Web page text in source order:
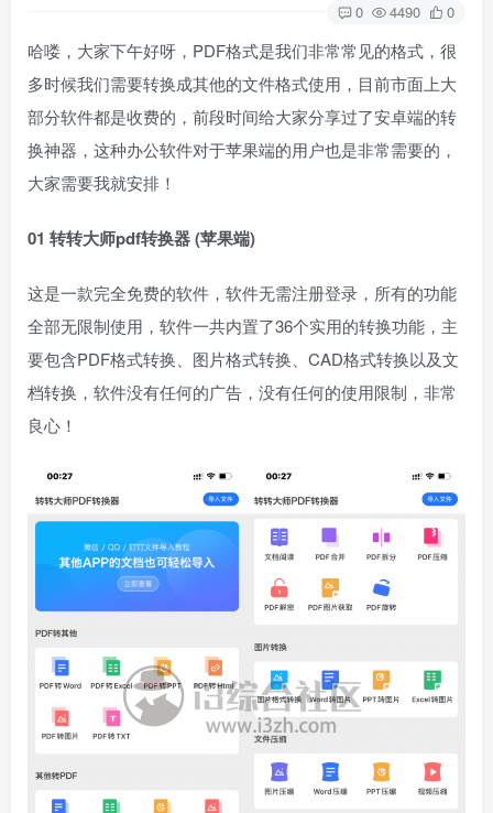
0 4490 0
哈喽，大家下午好呀，PDF格式是我们非常常见的格式，很
多时候我们需要转换成其他的文件格式使用，目前市面上大
部分软件都是收费的，前段时间给大家分享过了安卓端的转
换神器，这种办公软件对于苹果端的用户也是非常需要的，
大家需要我就安排！
01 转转大师pdf转换器 (苹果端)
这是一款完全免费的软件，软件无需注册登录，所有的功能
全部无限制使用，软件一共内置了36个实用的转换功能，主
要包含PDF格式转换、图片格式转换、CAD格式转换以及文
档转换，软件没有任何的广告，没有任何的使用限制，非常
良心！